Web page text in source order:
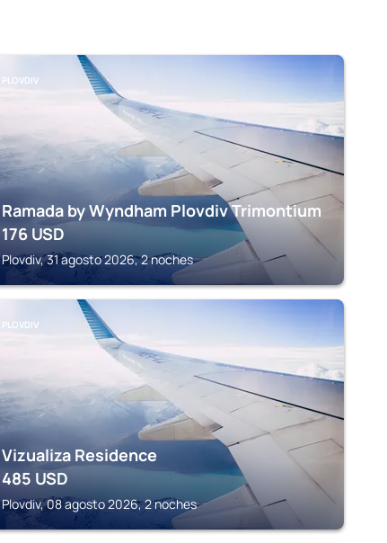
PLOVDIV
Ramada by Wyndham Plovdiv Trimontium
176 USD
Plovdiv, 31 agosto 2026, 2 noches
PLOVDIV
Vizualiza Residence
485 USD
Plovdiv, 08 agosto 2026, 2 noches